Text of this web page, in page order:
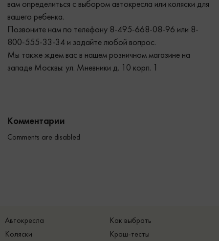
вам определиться с выбором автокресла или коляски для
вашего ребенка.
Позвоните нам по телефону 8-495-668-08-96 или 8-
800-555-33-34 и задайте любой вопрос.
Мы также ждем вас в нашем розничном магазине на
западе Москвы: ул. Мневники д. 10 корп. 1
Комментарии
Comments are disabled
Автокресла
Коляски
Как выбрать
Краш-тесты